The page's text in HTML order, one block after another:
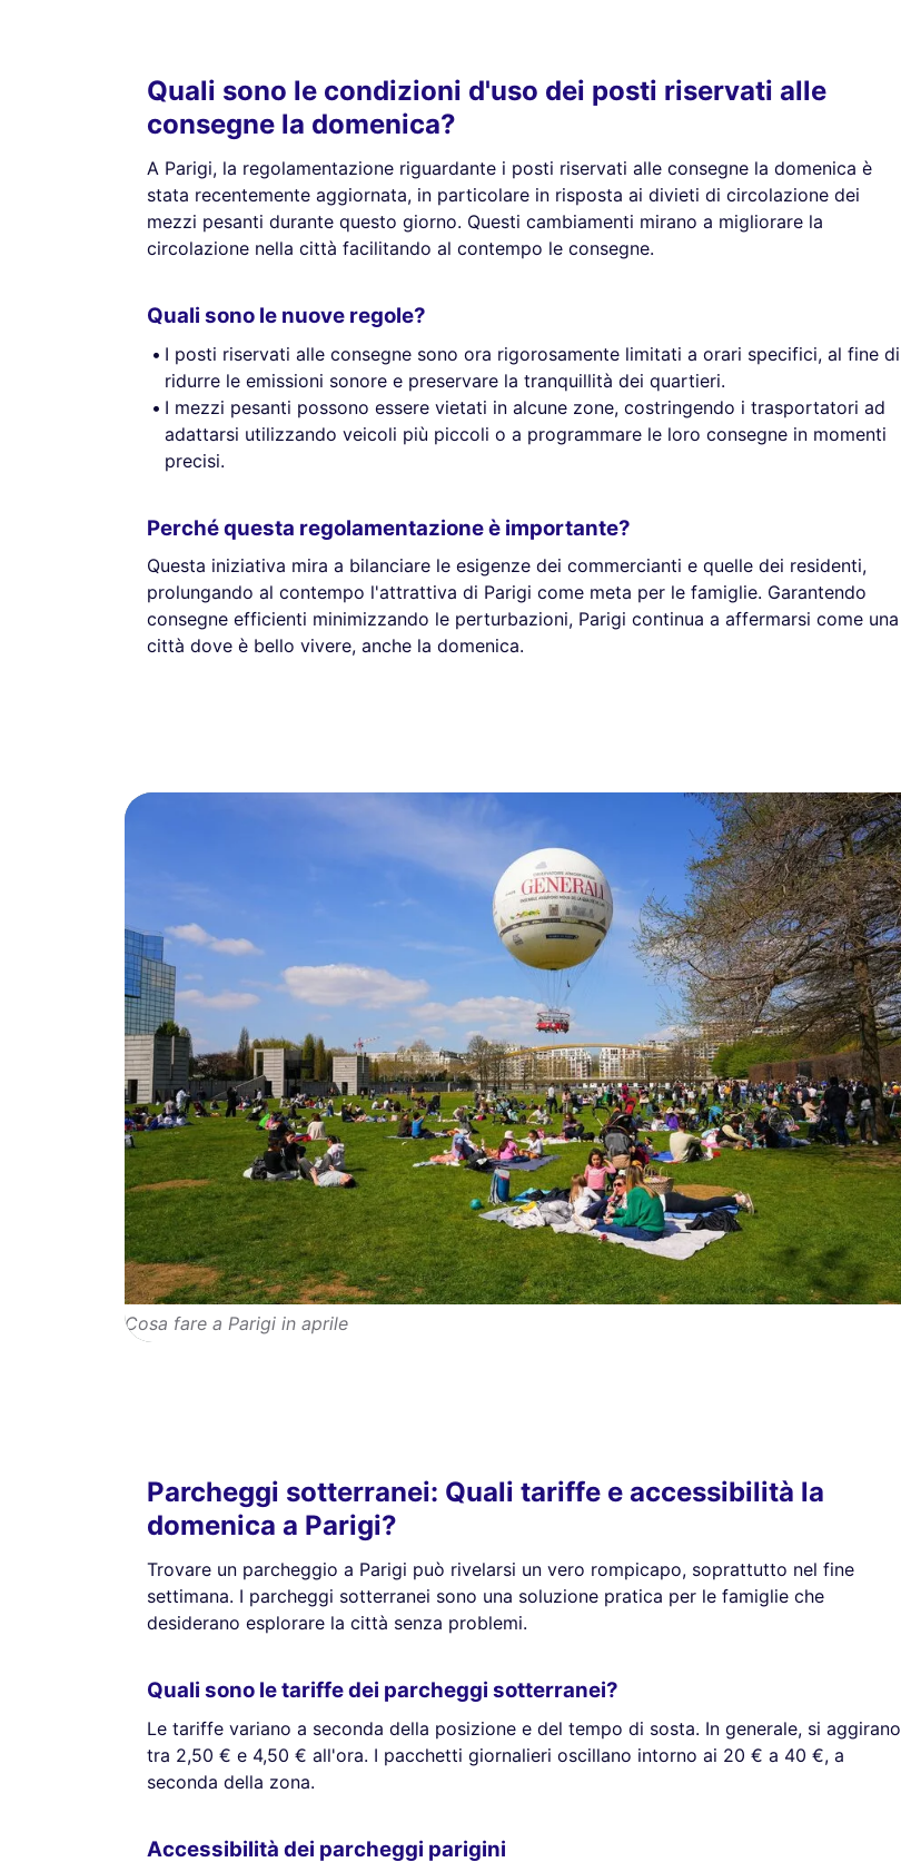
Quali sono le condizioni d'uso dei posti riservati alle
consegne la domenica?
A Parigi, la regolamentazione riguardante i posti riservati alle consegne la domenica è
stata recentemente aggiornata, in particolare in risposta ai divieti di circolazione dei
mezzi pesanti durante questo giorno. Questi cambiamenti mirano a migliorare la
circolazione nella città facilitando al contempo le consegne.
Quali sono le nuove regole?
I posti riservati alle consegne sono ora rigorosamente limitati a orari specifici, al fine di
ridurre le emissioni sonore e preservare la tranquillità dei quartieri.
I mezzi pesanti possono essere vietati in alcune zone, costringendo i trasportatori ad
adattarsi utilizzando veicoli più piccoli o a programmare le loro consegne in momenti
precisi.
Perché questa regolamentazione è importante?
Questa iniziativa mira a bilanciare le esigenze dei commercianti e quelle dei residenti,
prolungando al contempo l'attrattiva di Parigi come meta per le famiglie. Garantendo
consegne efficienti minimizzando le perturbazioni, Parigi continua a affermarsi come una
città dove è bello vivere, anche la domenica.
Cosa fare a Parigi in aprile
Parcheggi sotterranei: Quali tariffe e accessibilità la
domenica a Parigi?
Trovare un parcheggio a Parigi può rivelarsi un vero rompicapo, soprattutto nel fine
settimana. I parcheggi sotterranei sono una soluzione pratica per le famiglie che
desiderano esplorare la città senza problemi.
Quali sono le tariffe dei parcheggi sotterranei?
Le tariffe variano a seconda della posizione e del tempo di sosta. In generale, si aggirano
tra 2,50 € e 4,50 € all'ora. I pacchetti giornalieri oscillano intorno ai 20 € a 40 €, a
seconda della zona.
Accessibilità dei parcheggi parigini